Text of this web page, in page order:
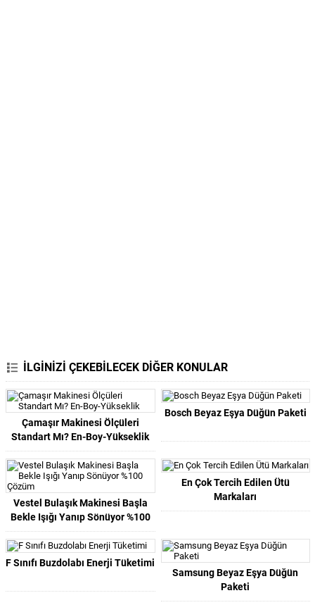
İLGİNİZİ ÇEKEBİLECEK DİĞER KONULAR
Çamaşır Makinesi Ölçüleri
Standart Mı? En-Boy-Yükseklik
Bosch Beyaz Eşya Düğün Paketi
Vestel Bulaşık Makinesi Başla
Bekle Işığı Yanıp Sönüyor %100
Çözüm
En Çok Tercih Edilen Ütü
Markaları
F Sınıfı Buzdolabı Enerji Tüketimi
Samsung Beyaz Eşya Düğün
Paketi